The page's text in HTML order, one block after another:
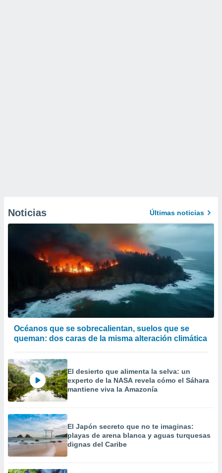
Noticias Últimas noticias
Océanos que se sobrecalientan, suelos que se
queman: dos caras de la misma alteración climática
El desierto que alimenta la selva: un
experto de la NASA revela cómo el Sáhara
mantiene viva la Amazonía
El Japón secreto que no te imaginas:
playas de arena blanca y aguas turquesas
dignas del Caribe